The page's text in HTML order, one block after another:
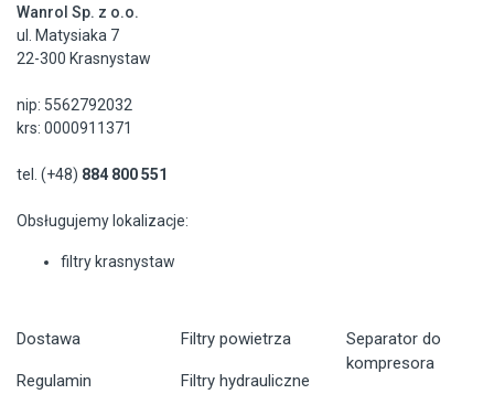
Wanrol Sp. z o.o.
ul. Matysiaka 7
22-300 Krasnystaw
nip: 5562792032
krs: 0000911371
tel. (+48) 884 800 551
Obsługujemy lokalizacje:
filtry krasnystaw
Dostawa
Regulamin
Filtry powietrza
Filtry hydrauliczne
Separator do
kompresora